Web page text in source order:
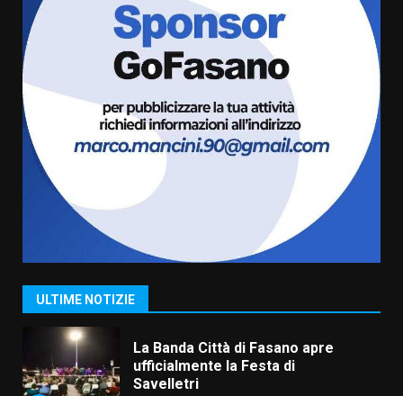
ULTIME NOTIZIE
US Fasano, Scianaro: “Profonda
amarezza per esclusione dal
campionato di calcio”
7 Agosto 2026 06:00
Fasanese ferito a colpi di arma
da fuoco
6 Agosto 2026 18:13
1
Serie D, l’Us Fasano non molla e
conferma di voler ricorrere per
La Banda Città di Fasano apre
ufficialmente la Festa di
Savelletri